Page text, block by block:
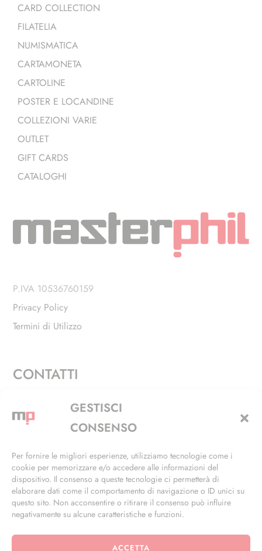
GESTISCI
CONSENSO
Per fornire le migliori esperienze, utilizziamo tecnologie come i
cookie per memorizzare e/o accedere alle informazioni del
dispositivo. Il consenso a queste tecnologie ci permetterà di
elaborare dati come il comportamento di navigazione o ID unici su
questo sito. Non acconsentire o ritirare il consenso può influire
negativamente su alcune caratteristiche e funzioni.
ACCETTA
CARD COLLECTION
FILATELIA
NUMISMATICA
CARTAMONETA
CARTOLINE
POSTER E LOCANDINE
COLLEZIONI VARIE
OUTLET
GIFT CARDS
CATALOGHI
P.IVA 10536760159
Privacy Policy
Termini di Utilizzo
CONTATTI
Via Alfieri, 27 - Trezzano Sul Naviglio (MI)
+39 02 4846 3155
info@masterphil.it